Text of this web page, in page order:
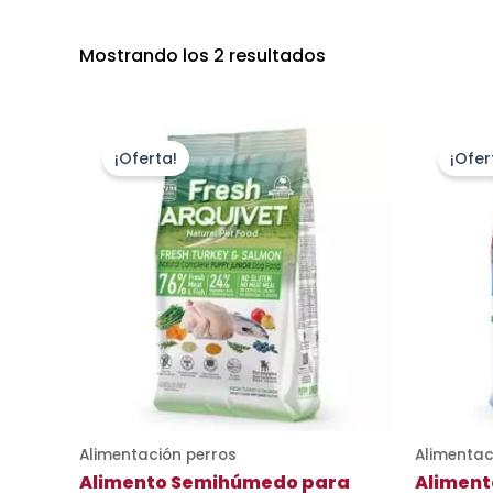
Mostrando los 2 resultados
¡Oferta!
Alimentación perros
Alimento Semihúmedo para
precio
original
era:
18,77 €.
precio
actual
es:
15,95 €.